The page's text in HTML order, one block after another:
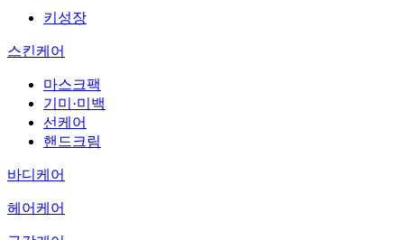
키성장
스킨케어
마스크팩
기미·미백
선케어
핸드크림
바디케어
헤어케어